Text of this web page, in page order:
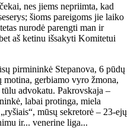
nes jiems nepriimta, kad
šioms pareigoms jie laiko
nurodė parengti man ir
aš ketinu išsakyti Komitetui
pirmininkė Stepanova, 6 pūdų
gerbiamo vyro žmona,
advokatu. Pakrovskaja –
labai protinga, miela
mūsų sekretorė – 23-ejų
ir... venerine liga...